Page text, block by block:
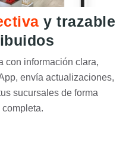
y trazable
con información clara,
envía actualizaciones,
sucursales de forma